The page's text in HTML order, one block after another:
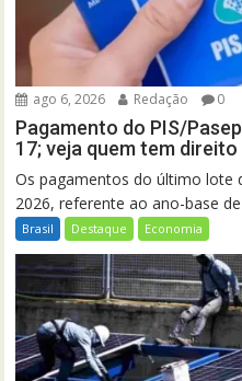
ago 6, 2026 Redação 0
Pagamento do PIS/
17; veja quem tem direito
Os pagamentos do último lote
2026, referente ao ano-base
Brasil Destaque Economia